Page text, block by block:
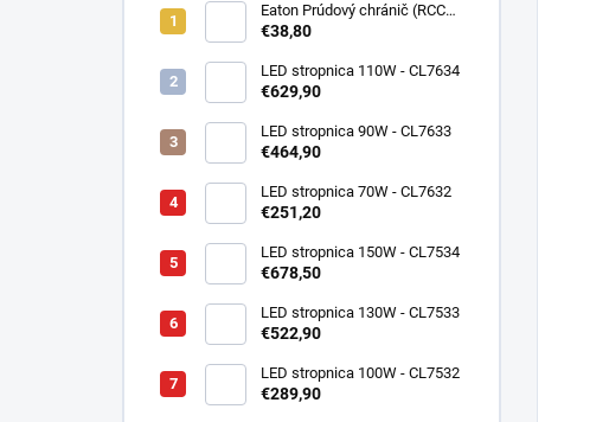
Eaton Prúdový chránič (RCCB)
PF7-25/2/003-DE 2P, 25A,
263577
€38,80
LED stropnica 110W - CL7634
€629,90
LED stropnica 90W - CL7633
€464,90
LED stropnica 70W - CL7632
€251,20
LED stropnica 150W - CL7534
€678,50
LED stropnica 130W - CL7533
€522,90
LED stropnica 100W - CL7532
€289,90